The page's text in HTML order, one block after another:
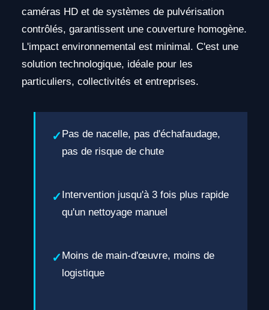
caméras HD et de systèmes de pulvérisation
contrôlés, garantissent une couverture homogène.
L'impact environnemental est minimal. C'est une
solution technologique, idéale pour les
particuliers, collectivités et entreprises.
Pas de nacelle, pas d'échafaudage,
pas de risque de chute
Intervention jusqu'à 3 fois plus rapide
qu'un nettoyage manuel
Moins de main-d'œuvre, moins de
logistique